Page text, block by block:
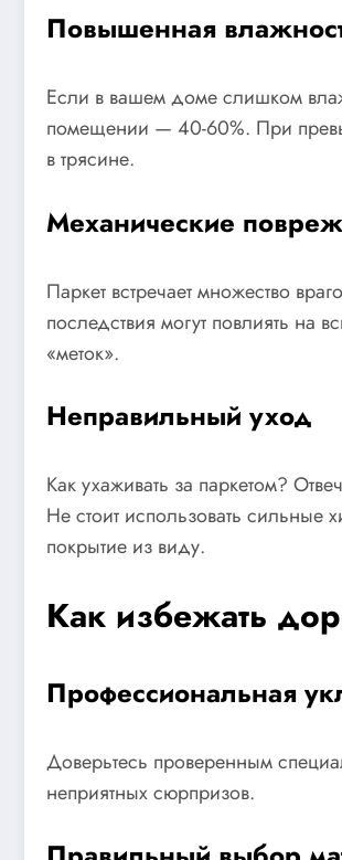
Повышенная
Если в вашем доме слишком
помещении — 40-60%. При
в трясине.
Механические
Паркет встречает множество
последствия могут повлиять на
«меток».
Неправильный уход
Как ухаживать за паркетом?
Не стоит использовать сильные
покрытие из виду.
Как избежать
Профессиональная
Доверьтесь проверенным
неприятных сюрпризов.